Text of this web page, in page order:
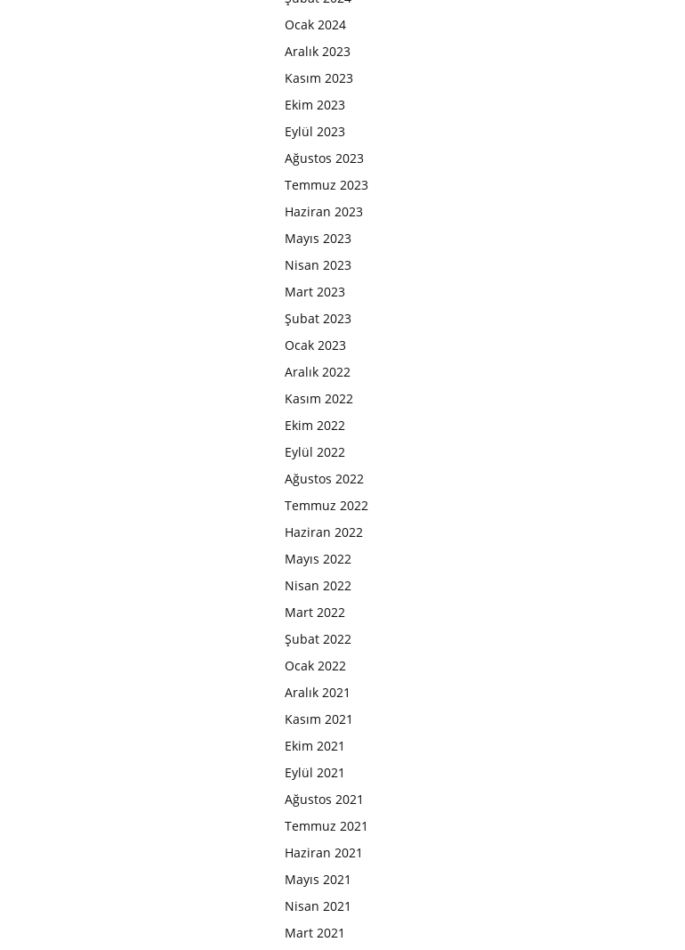
Ocak 2024
Aralık 2023
Kasım 2023
Ekim 2023
Eylül 2023
Ağustos 2023
Temmuz 2023
Haziran 2023
Mayıs 2023
Nisan 2023
Mart 2023
Şubat 2023
Ocak 2023
Aralık 2022
Kasım 2022
Ekim 2022
Eylül 2022
Ağustos 2022
Temmuz 2022
Haziran 2022
Mayıs 2022
Nisan 2022
Mart 2022
Şubat 2022
Ocak 2022
Aralık 2021
Kasım 2021
Ekim 2021
Eylül 2021
Ağustos 2021
Temmuz 2021
Haziran 2021
Mayıs 2021
Nisan 2021
Mart 2021